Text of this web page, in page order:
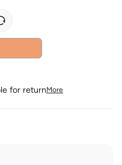
for returnMore